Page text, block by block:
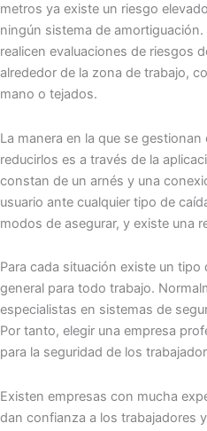
metros ya existe un riesgo
ningún sistema de
realicen evaluaciones de riesgos
alrededor de la zona de trabajo,
mano o tejados.
La manera en la que se
reducirlos es a través de la
constan de un arnés y una
usuario ante cualquier tipo de
modos de asegurar, y existe una
Para cada situación existe un
general para todo trabajo.
especialistas en sistemas de
Por tanto, elegir una empresa
para la seguridad de los
Existen empresas con mucha
dan confianza a los trabajadores